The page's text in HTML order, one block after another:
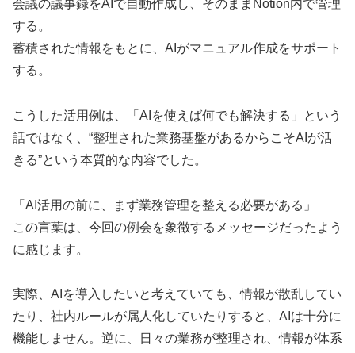
会議の議事録をAIで自動作成し、そのままNotion内で管理
する。
蓄積された情報をもとに、AIがマニュアル作成をサポート
する。
こうした活用例は、「AIを使えば何でも解決する」という
話ではなく、“整理された業務基盤があるからこそAIが活
きる”という本質的な内容でした。
「AI活用の前に、まず業務管理を整える必要がある」
この言葉は、今回の例会を象徴するメッセージだったよう
に感じます。
実際、AIを導入したいと考えていても、情報が散乱してい
たり、社内ルールが属人化していたりすると、AIは十分に
機能しません。逆に、日々の業務が整理され、情報が体系